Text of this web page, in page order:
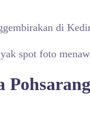
di
spot foto
Pohsarang